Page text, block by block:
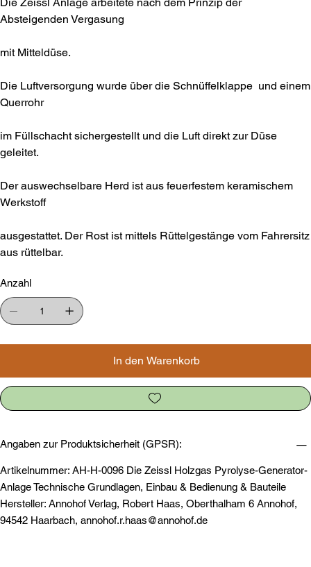
Absteigenden Vergasung
mit Mitteldüse.
Die Luftversorgung wurde über die Schnüffelklappe und einem
Querrohr
im Füllschacht sichergestellt und die Luft direkt zur Düse
geleitet.
Der auswechselbare Herd ist aus feuerfestem keramischem
Werkstoff
ausgestattet. Der Rost ist mittels Rüttelgestänge vom Fahrersitz
aus rüttelbar.
Anzahl
In den Warenkorb
Angaben zur Produktsicherheit (GPSR):
Artikelnummer: AH-H-0096 Die Zeissl Holzgas Pyrolyse-Generator-
Anlage Technische Grundlagen, Einbau & Bedienung & Bauteile
Hersteller: Annohof Verlag, Robert Haas, Oberthalham 6 Annohof,
94542 Haarbach, annohof.r.haas@annohof.de